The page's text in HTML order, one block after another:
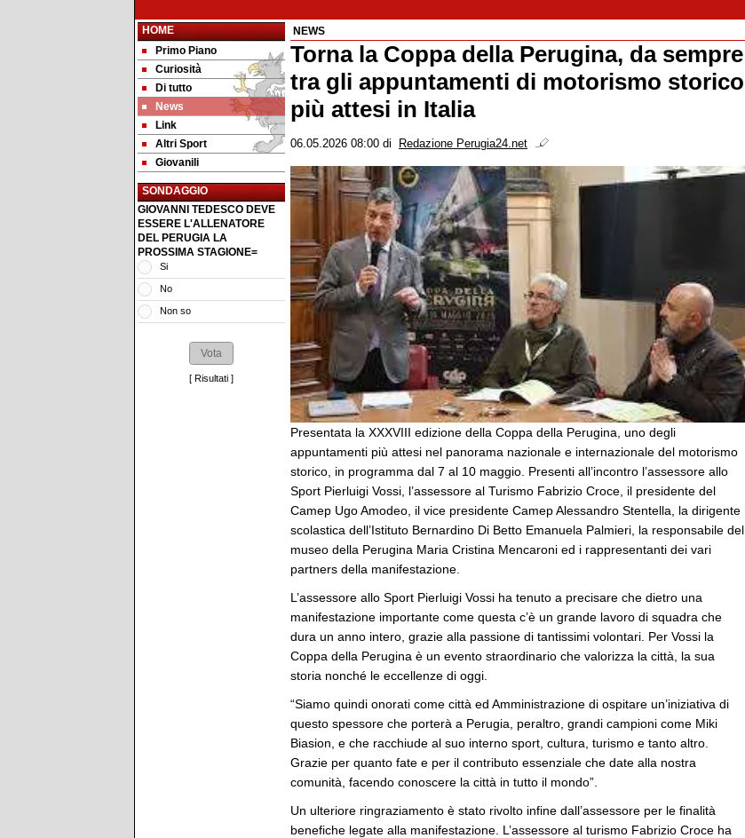
HOME
Primo Piano
Curiosità
Di tutto
News
Link
Altri Sport
Giovanili
SONDAGGIO
GIOVANNI TEDESCO DEVE
ESSERE L'ALLENATORE
DEL PERUGIA LA
PROSSIMA STAGIONE=
Si
No
Non so
[ Risultati ]
NEWS
Torna la Coppa della Perugina, da sempre
tra gli appuntamenti di motorismo storico
più attesi in Italia
06.05.2026 08:00 di Redazione Perugia24.net
Presentata la XXXVIII edizione della Coppa della Perugina, uno degli
appuntamenti più attesi nel panorama nazionale e internazionale del motorismo
storico, in programma dal 7 al 10 maggio. Presenti all’incontro l’assessore allo
Sport Pierluigi Vossi, l’assessore al Turismo Fabrizio Croce, il presidente del
Camep Ugo Amodeo, il vice presidente Camep Alessandro Stentella, la dirigente
scolastica dell’Istituto Bernardino Di Betto Emanuela Palmieri, la responsabile del
museo della Perugina Maria Cristina Mencaroni ed i rappresentanti dei vari
partners della manifestazione.
L’assessore allo Sport Pierluigi Vossi ha tenuto a precisare che dietro una
manifestazione importante come questa c’è un grande lavoro di squadra che
dura un anno intero, grazie alla passione di tantissimi volontari. Per Vossi la
Coppa della Perugina è un evento straordinario che valorizza la città, la sua
storia nonché le eccellenze di oggi.
“Siamo quindi onorati come città ed Amministrazione di ospitare un’iniziativa di
questo spessore che porterà a Perugia, peraltro, grandi campioni come Miki
Biasion, e che racchiude al suo interno sport, cultura, turismo e tanto altro.
Grazie per quanto fate e per il contributo essenziale che date alla nostra
comunità, facendo conoscere la città in tutto il mondo”.
Un ulteriore ringraziamento è stato rivolto infine dall’assessore per le finalità
benefiche legate alla manifestazione. L’assessore al turismo Fabrizio Croce ha